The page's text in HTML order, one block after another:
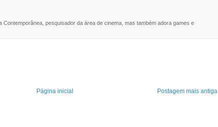
Contemporânea, pesquisador da área de cinema, mas também adora games e
Postagem mais antiga
Página inicial